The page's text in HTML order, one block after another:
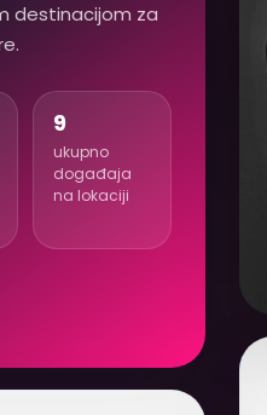
destinacijom za
9
ukupno
događaja
na lokaciji